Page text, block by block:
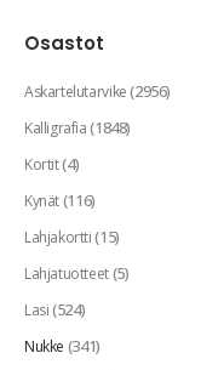
Osastot
Askartelutarvike(2956)
Kalligrafia(1848)
Kortit(4)
Kynät(116)
Lahjakortti(15)
Lahjatuotteet(5)
Lasi(524)
Nukke (341)